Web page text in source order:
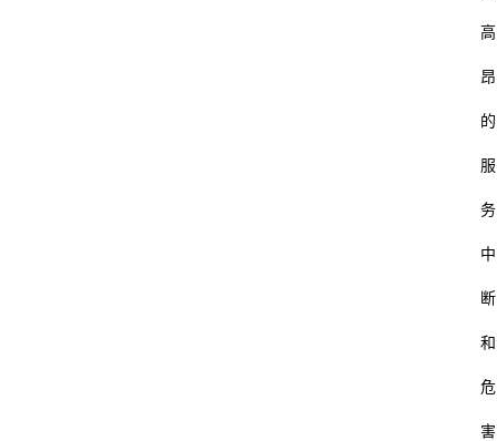
高
昂
的
服
务
中
断
和
危
害